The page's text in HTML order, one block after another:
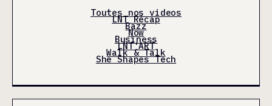
Toutes nos videos
LNT Récap
Bazz
Now
Business
LNT'ART
Walk & Talk
She Shapes Tech